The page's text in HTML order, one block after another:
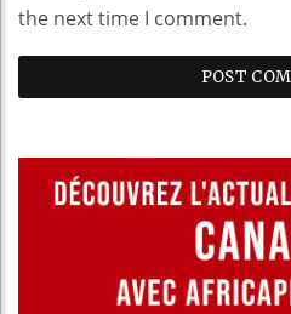
the next time I comment.